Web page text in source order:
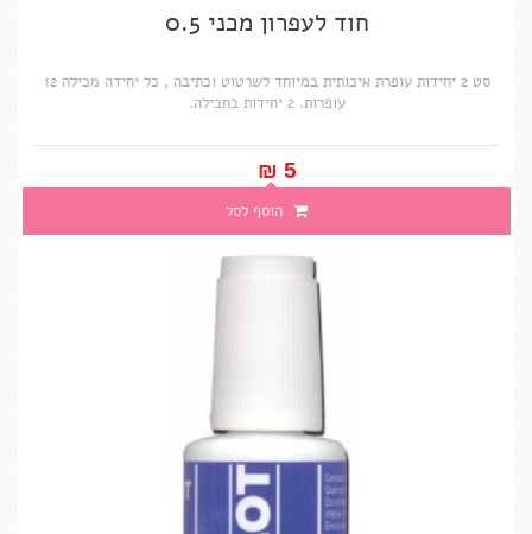
חוד לעפרון מכני 0.5
סט 2 יחידות עופרת איכותית במיוחד לשרטוט וכתיבה , כל יחידה מכילה 12
עופרות. 2 יחידות בחבילה.
5 ₪‎
הוסף לסל